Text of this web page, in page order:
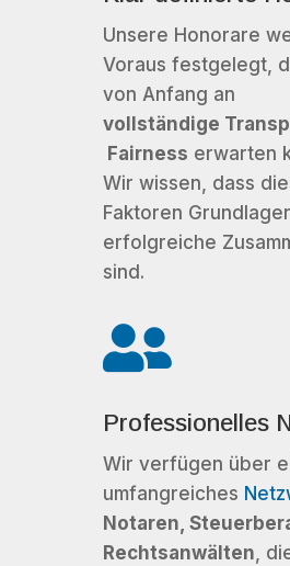
Unsere Honorare
Voraus festgelegt,
von Anfang an
vollständige
Fairness erwarten
Wir wissen, dass
Faktoren
erfolgreiche
sind.

Professionelles
Wir verfügen über
umfangreiches
Notaren,
Rechtsanwälten,